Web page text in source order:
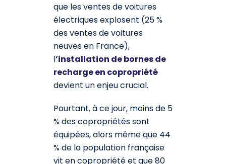
que les ventes de voitures
électriques explosent (25 %
des ventes de voitures
neuves en France),
l’installation de bornes de
recharge en copropriété
devient un enjeu crucial.
Pourtant, à ce jour, moins de 5
% des copropriétés sont
équipées, alors même que 44
% de la population française
vit en copropriété et que 80